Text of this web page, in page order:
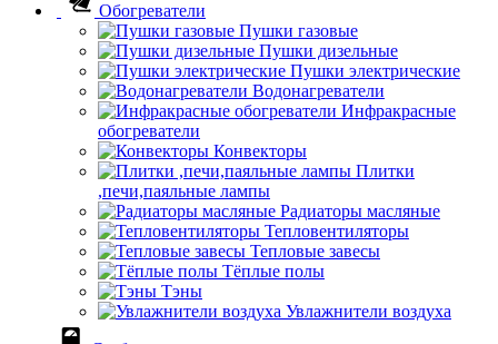
Обогреватели
Пушки газовые
Пушки дизельные
Пушки электрические
Водонагреватели
Инфракрасные
обогреватели
Конвекторы
Плитки
,печи,паяльные лампы
Радиаторы масляные
Тепловентиляторы
Тепловые завесы
Тёплые полы
Тэны
Увлажнители воздуха